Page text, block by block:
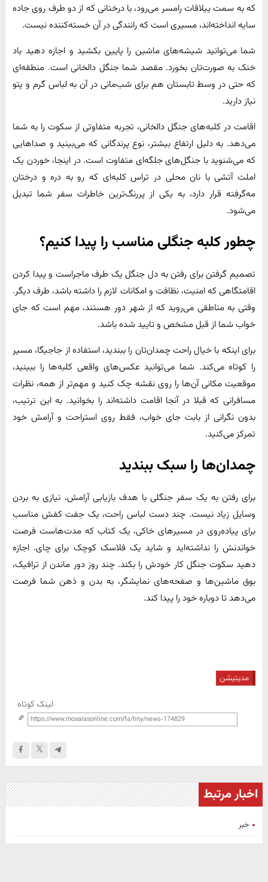
که به سمت ییلاقات رامسر می‌رود، با درختانی که از دو طرف روی جاده
سایه انداخته‌اند، مسیری است که رانندگی در آن خسته‌کننده نیست.
شما می‌توانید شیشه‌های ماشین را پایین بکشید و اجازه دهید باد
خنک به صورت‌تان بخورد. مقصد شما جنگل دالخانی است. منطقه‌ای
که حتی در وسط تابستان هم برای شب‌مانی در آن به لباس گرم و پتو
نیاز دارید.
اقامت در کلبه‌های جنگل دالخانی، تجربه متفاوتی از سکوت را به شما
می‌دهد. به دلیل ارتفاع بیشتر، نوع پرندگانی که می‌بینید و صداهایی
که می‌شنوید با جنگل‌های جلگه‌ای متفاوت است. در اینجا، خوردن یک
املت آتشی با نان محلی در تراس کلبه‌ای که رو به دره و درختان
مه‌گرفته قرار دارد، به یکی از پررنگ‌ترین خاطرات سفر شما تبدیل
می‌شود.
چطور کلبه جنگلی مناسب را پیدا کنیم؟
تصمیم گرفتن برای رفتن به دل جنگل یک طرف ماجراست و پیدا کردن
اقامتگاهی که امنیت، نظافت و امکانات لازم را داشته باشد، طرف دیگر.
وقتی به مناطقی می‌روید که از شهر دور هستند، مهم است که جای
خواب شما از قبل مشخص و تایید شده باشد.
برای اینکه با خیال راحت چمدان‌تان را ببندید، استفاده از جاجیگا، مسیر
را کوتاه می‌کند. شما می‌توانید عکس‌های واقعی کلبه‌ها را ببینید،
موقعیت مکانی آن‌ها را روی نقشه چک کنید و مهم‌تر از همه، نظرات
مسافرانی که قبلا در آنجا اقامت داشته‌اند را بخوانید. به این ترتیب،
بدون نگرانی از بابت جای خواب، فقط روی استراحت و آرامش خود
تمرکز می‌کنید.
چمدان‌ها را سبک ببندید
برای رفتن به یک سفر جنگلی با هدف بازیابی آرامش، نیازی به بردن
وسایل زیاد نیست. چند دست لباس راحت، یک جفت کفش مناسب
برای پیاده‌روی در مسیرهای خاکی، یک کتاب که مدت‌هاست فرصت
خواندنش را نداشته‌اید و شاید یک فلاسک کوچک برای چای. اجازه
دهید سکوت جنگل کار خودش را بکند. چند روز دور ماندن از ترافیک،
بوق ماشین‌ها و صفحه‌های نمایشگر، به بدن و ذهن شما فرصت
می‌دهد تا دوباره خود را پیدا کند.
مدیتیشن
لینک کوتاه
اخبار مرتبط
خبر